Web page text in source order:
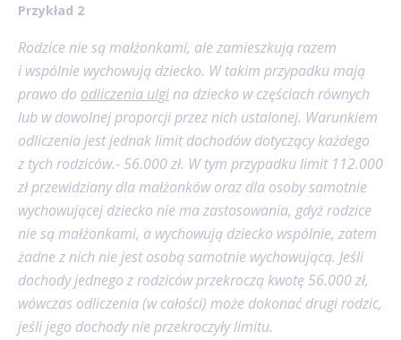
Przykład 2
Rodzice nie są małżonkami, ale zamieszkują razem
i wspólnie wychowują dziecko. W takim przypadku mają
prawo do odliczenia ulgina dziecko w częściach równych
lub w dowolnej proporcji przez nich ustalonej. Warunkiem
odliczenia jest jednak limit dochodów dotyczący każdego
z tych rodziców.- 56.000 zł. W tym przypadku limit 112.000
zł przewidziany dla małżonków oraz dla osoby samotnie
wychowującej dziecko nie ma zastosowania, gdyż rodzice
nie są małżonkami, a wychowują dziecko wspólnie, zatem
żadne z nich nie jest osobą samotnie wychowującą. Jeśli
dochody jednego z rodziców przekroczą kwotę 56.000 zł,
wówczas odliczenia (w całości) może dokonać drugi rodzic,
jeśli jego dochody nie przekroczyły limitu.